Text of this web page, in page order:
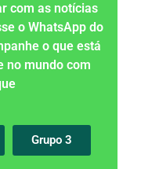
com as notícias
o WhatsApp do
o que está
no mundo com
Grupo 3